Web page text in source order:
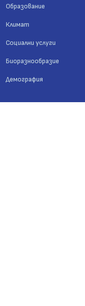
Образование
Климат
Социални услуги
Биоразнообразие
Демография